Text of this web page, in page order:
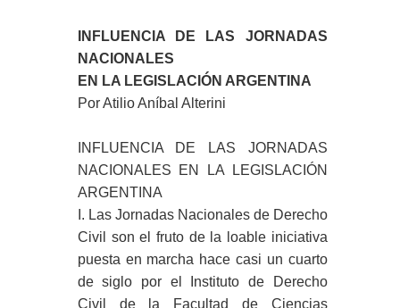
INFLUENCIA DE LAS JORNADAS
NACIONALES
EN LA LEGISLACIÓN ARGENTINA
Por Atilio Aníbal Alterini
INFLUENCIA DE LAS JORNADAS
NACIONALES EN LA LEGISLACIÓN
ARGENTINA
I. Las Jornadas Nacionales de Derecho
Civil son el fruto de la loable iniciativa
puesta en marcha hace casi un cuarto
de siglo por el Instituto de Derecho
Civil de la Facultad de Ciencias